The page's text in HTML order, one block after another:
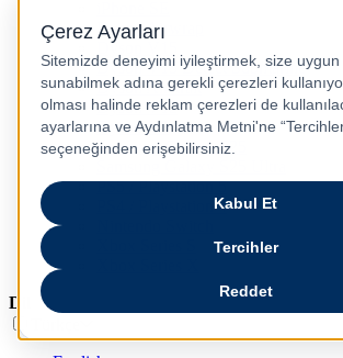
Dyson Airwrap
Dyson V15
Dyson V15 Detect Submarine
Dyson Airstrait
Dyson V12
Dyson V8
Samsung Galaxy S25
PS5 / Playstation 5
PS4 / Playstation 4
Dil